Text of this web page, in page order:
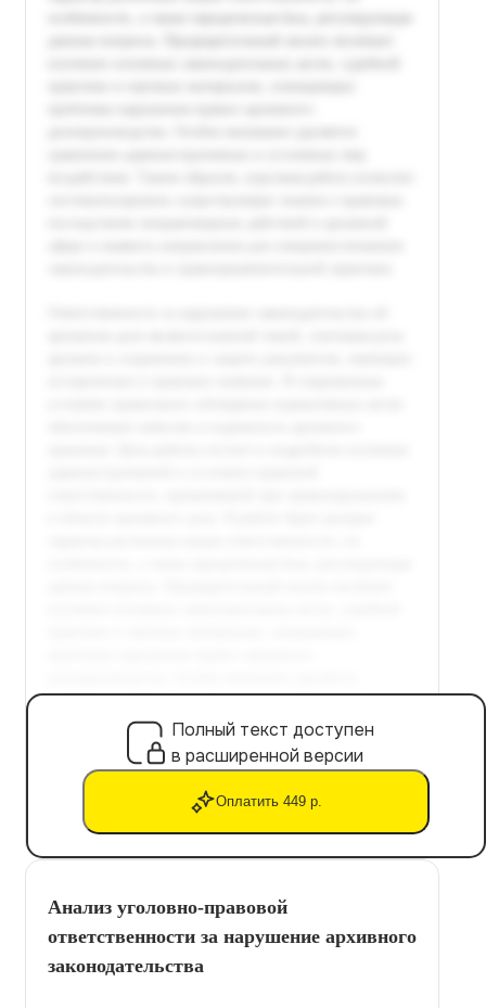
Полный текст доступен
в расширенной версии
Оплатить 449 р.
Анализ уголовно-правовой
ответственности за нарушение архивного
законодательства